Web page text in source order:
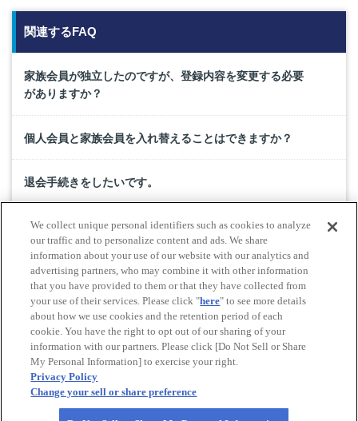
関連するFAQ
家族会員が独立したのですが、登録内容を変更する必要
がありますか？
個人会員と家族会員を入れ替えることはできますか？
退会手続きをしたいです。
結婚や独立をしたので会員の種類を変更したいです。
会員登録情報を変更したい。
Do Not Sell or Share My Personal Information
© All rights reserved. JAF
We collect unique personal identifiers such as cookies to analyze
our traffic and to personalize content and ads. We share
information about your use of our website with our analytics and
advertising partners, who may combine it with other information
that you have provided to them or that they have collected from
your use of their services. Please click "here" to see more details
about how we use cookies and the retention period of each
cookie. You have the right to opt out of our sharing of your
information with our partners. Please click [Do Not Sell or Share
My Personal Information] to exercise your right.
Privacy Policy
Change your sell or share preference